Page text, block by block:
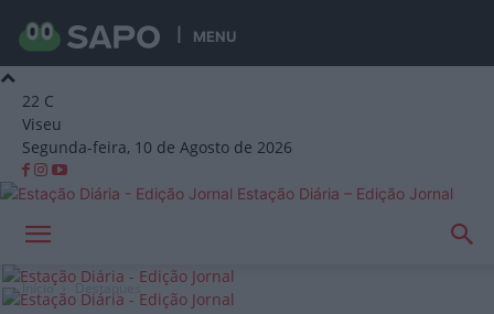
MENU
22 C
Viseu
Segunda-feira, 10 de Agosto de 2026
Estação Diária – Edição Jornal
Início Destaques